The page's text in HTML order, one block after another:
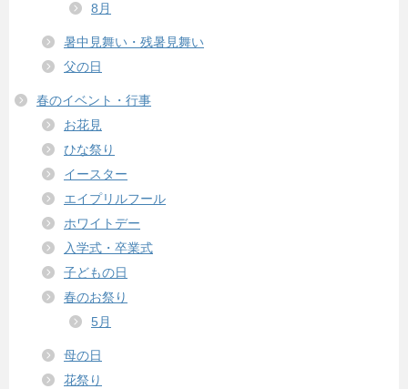
8月
暑中見舞い・残暑見舞い
父の日
春のイベント・行事
お花見
ひな祭り
イースター
エイプリルフール
ホワイトデー
入学式・卒業式
子どもの日
春のお祭り
5月
母の日
花祭り